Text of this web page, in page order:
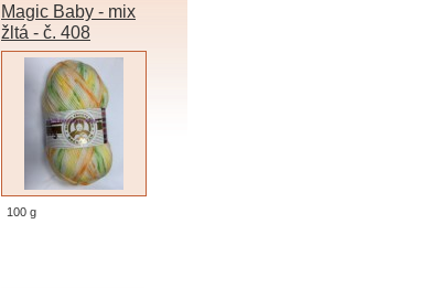
Magic Baby - mix
žltá - č. 408
100 g